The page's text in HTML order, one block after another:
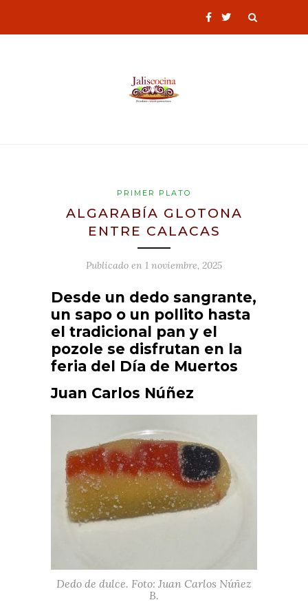
PRIMER PLATO
ALGARABÍA GLOTONA
ENTRE CALACAS
Publicado en 1 noviembre, 2025
Desde un dedo sangrante,
un sapo o un pollito hasta
el tradicional pan y el
pozole se disfrutan en la
feria del Día de Muertos
Juan Carlos Núñez
Dedo de dulce. Foto: Juan Carlos Núñez
B.